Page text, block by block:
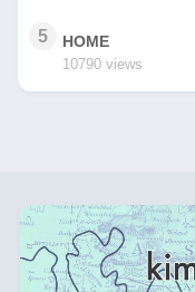
5 HOME
10790 views